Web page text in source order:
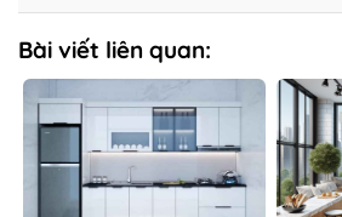
Bài viết liên quan: